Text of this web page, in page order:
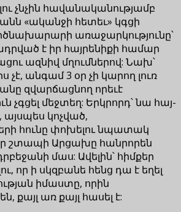
չնչին հավանականությամբ
«ականջի հետեւ» կգցի
առաջարկությունը՝
է իր հայրենիքի համար
ազնիվ մղումներով: Նախ՝
չէ, անգամ 3 օր չի կարող լուռ
զվարճացնող որեւէ
չգցել մեջտեղ: Երկրորդ՝ նա հայ-
կոչված,
հունը փոխելու նպատակ
շտապի Արցախը հանրորեն
մաս: Ավելին՝ հիմքեր
որ ի սկզբանե հենց դա է եղել
իմաստը, որին
քայլ առ քայլ հասել է: